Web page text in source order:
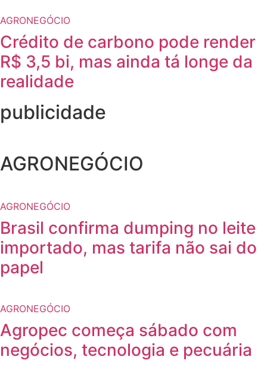
AGRONEGÓCIO
Crédito de carbono pode render
R$ 3,5 bi, mas ainda tá longe da
realidade
publicidade
AGRONEGÓCIO
AGRONEGÓCIO
Brasil confirma dumping no leite
importado, mas tarifa não sai do
papel
AGRONEGÓCIO
Agropec começa sábado com
negócios, tecnologia e pecuária